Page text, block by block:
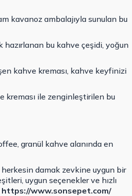
kavanoz ambalajıyla sunulan bu
hazırlanan bu kahve çeşidi, yoğun
kahve kreması, kahve keyfinizi
kreması ile zenginleştirilen bu
granül kahve alanında en
damak zevkine uygun bir
uygun seçenekler ve hızlı
https://www.sonsepet.com/